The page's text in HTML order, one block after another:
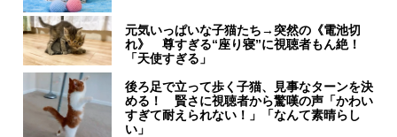
元気いっぱいな子猫たち→突然の《電池切
れ》 尊すぎる“座り寝”に視聴者もん絶！
「天使すぎる」
後ろ足で立って歩く子猫、見事なターンを決
める！ 賢さに視聴者から驚嘆の声「かわい
すぎて耐えられない！」「なんて素晴らし
い」